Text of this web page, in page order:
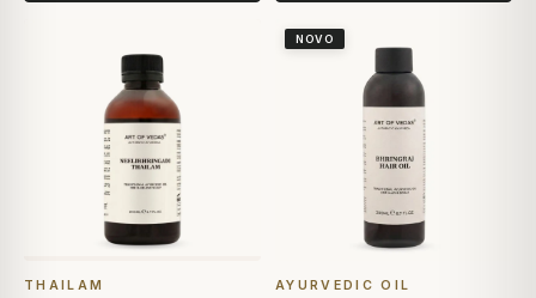
THAILAM
NOVO
AYURVEDIC OIL